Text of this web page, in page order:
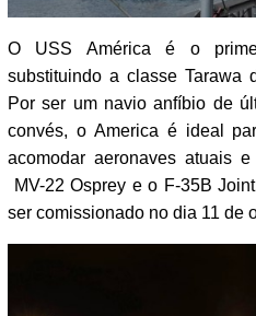
O USS América é o
substituindo a classe Tarawa
Por ser um navio anfíbio de
convés, o America é ideal
acomodar aeronaves atuais
MV-22 Osprey e o F-35B
ser comissionado no dia 11 de